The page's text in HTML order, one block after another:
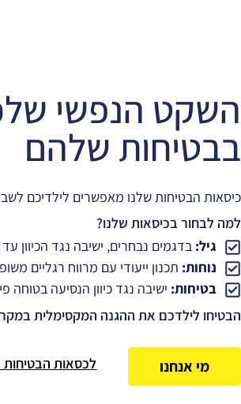
השקט הנפשי
בבטיחות שלהם
כיסאות הבטיחות שלנו מאפשרים לילדיכם
למה לבחור בכיסאות שלנו?
גיל: בדגמים נבחרים, ישיבה נגד הכיוון עד גיל 7 (או
נוחות: תכנון ייעודי עם מרווח רגליים
בטיחות: ישיבה נגד כיוון הנסיעה בטוחה פי 5 יותר מאשר עם כיוון הנסיעה.
הבטיחו לילדכם את ההגנה המקסימלית
מי אנחנו לכסאות הבטיחות